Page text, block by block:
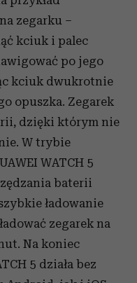
zegarku –
kciuk i palec
po jego
kciuk dwukrotnie
opuszka. Zegarek
dzięki którym nie
W trybie
WATCH 5
baterii
ładowanie
zegarek na
Na koniec
5 działa bez